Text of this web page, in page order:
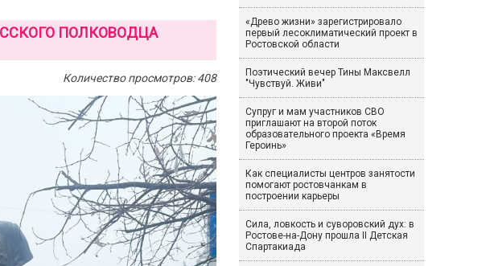
ПОЛКОВОДЦА
Количество просмотров: 408
«Древо жизни» зарегистрировало
первый лесоклиматический проект в
Ростовской области
Поэтический вечер Тины Максвелл
"Чувствуй. Живи"
Супруг и мам участников СВО
приглашают на второй поток
образовательного проекта «Время
Героинь»
Как специалисты центров занятости
помогают ростовчанкам в
построении карьеры
Сила, ловкость и суворовский дух: в
Ростове-на-Дону прошла II Детская
Спартакиада